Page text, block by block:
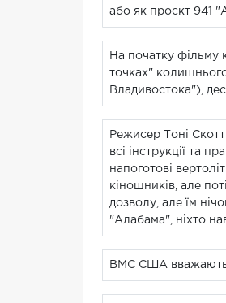
або як проєкт 941
На початку фільму
точках"
Владивостока"),
Режисер Тоні
всі інструкції та
напоготові
кіношників, але
дозволу, але їм
"Алабама", ніхто
ВМС США вважають